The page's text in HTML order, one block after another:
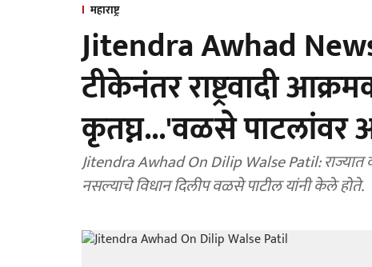
महाराष्ट्र
Jitendra Awhad
टीकेनंतर राष्ट्रवादी
कृतघ्न...'वळसे पाटलांवर
Jitendra Awhad On Dilip Walse Patil: राज्यात कधीही शरद पवारांना एकहाती सत्ता मिळवता आली
नसल्याचे विधान दिलीप वळसे पाटील यांनी केले होते.